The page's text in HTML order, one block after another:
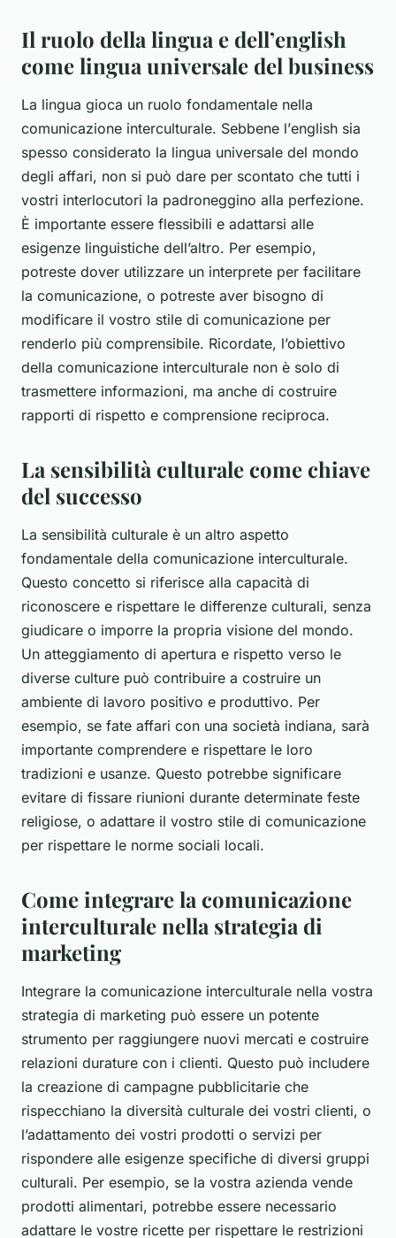
Il ruolo della lingua e dell’english
come lingua universale del business
La lingua gioca un ruolo fondamentale nella
comunicazione interculturale. Sebbene l’english sia
spesso considerato la lingua universale del mondo
degli affari, non si può dare per scontato che tutti i
vostri interlocutori la padroneggino alla perfezione.
È importante essere flessibili e adattarsi alle
esigenze linguistiche dell’altro. Per esempio,
potreste dover utilizzare un interprete per facilitare
la comunicazione, o potreste aver bisogno di
modificare il vostro stile di comunicazione per
renderlo più comprensibile. Ricordate, l’obiettivo
della comunicazione interculturale non è solo di
trasmettere informazioni, ma anche di costruire
rapporti di rispetto e comprensione reciproca.
La sensibilità culturale come chiave
del successo
La sensibilità culturale è un altro aspetto
fondamentale della comunicazione interculturale.
Questo concetto si riferisce alla capacità di
riconoscere e rispettare le differenze culturali, senza
giudicare o imporre la propria visione del mondo.
Un atteggiamento di apertura e rispetto verso le
diverse culture può contribuire a costruire un
ambiente di lavoro positivo e produttivo. Per
esempio, se fate affari con una società indiana, sarà
importante comprendere e rispettare le loro
tradizioni e usanze. Questo potrebbe significare
evitare di fissare riunioni durante determinate feste
religiose, o adattare il vostro stile di comunicazione
per rispettare le norme sociali locali.
Come integrare la comunicazione
interculturale nella strategia di
marketing
Integrare la comunicazione interculturale nella vostra
strategia di marketing può essere un potente
strumento per raggiungere nuovi mercati e costruire
relazioni durature con i clienti. Questo può includere
la creazione di campagne pubblicitarie che
rispecchiano la diversità culturale dei vostri clienti, o
l’adattamento dei vostri prodotti o servizi per
rispondere alle esigenze specifiche di diversi gruppi
culturali. Per esempio, se la vostra azienda vende
prodotti alimentari, potrebbe essere necessario
adattare le vostre ricette per rispettare le restrizioni